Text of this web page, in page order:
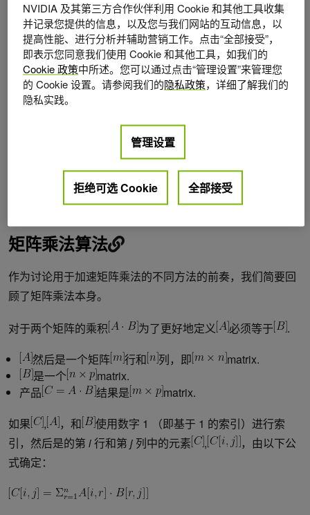
的统一工具，利用 Blender 强大的几何体创建功能以及尖端
计算环境。对于 blender2 . 83 +的最新变化，可以使用
CuPy （一个专门用于数组计算的 GPU 加速 Python 库）直
接从 Python 脚本中完成。
根据这些想法，下面的教程将比较两种不同的加速矩阵乘法
的方法。第一种方法使用 Python 的 Numba 编译器，而第二
种方法使用 NVIDIA GPU-compute API， CUDA 。这些方法
rleonard1224/matmulGitHub repo 中找到，
还有一个 Dockerfile ，它设置了 anaconda 环境，从中可以
运行 CUDA – 加速的 Blender Python 脚本。
矩阵乘法算法
作为讨论用于加速矩阵乘法的不同方法的前奏，我们简要回
顾了矩阵乘法本身。
对于两个矩阵的乘积 为了更好地定义 必须等于
.
然后是一个矩阵
行和 列，即
matrix.
是一个
matrix.
产品
结果是
matrix.
如果
, ，和
使用数字 1 （即基于 1 的索引）进行索
引，然后是的第 i行和第 j 列中的元素 ,
，由以下公
式确定：
NVIDIA 及其第三方合作伙伴利用 Cookie 和其他工具收集
并记录您提供的信息，以及您与我们网站的互动信息，以
提高性能、进行分析并辅助营销工作。点击“全部接受”，
即表示您同意我们使用 Cookie 和其他工具，如我们的
Cookie 政策中所述。您可以通过点击“管理设置”来管理您
的 Cookie 设置。请参阅我们的隐私政策，详细了解我们的
隐私实践。
管理设置
拒绝可选 Cookie 全部接受